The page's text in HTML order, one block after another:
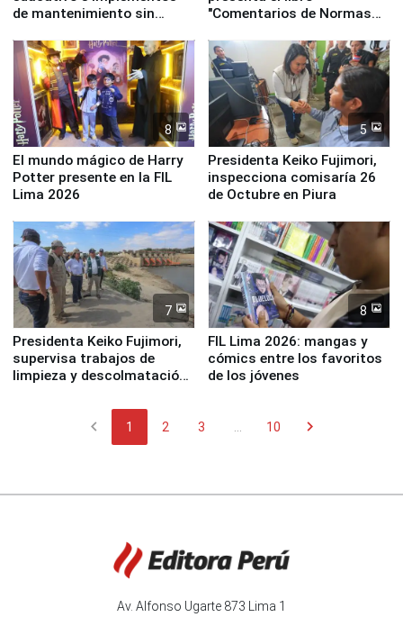
de mantenimiento sin
la UGEL 2
"Comentarios de Normas
Derecho Colectivo"
8
El mundo mágico de Harry
Potter presente en la FIL
Lima 2026
5
Presidenta Keiko Fujimori,
inspecciona comisaría 26
de Octubre en Piura
7
Presidenta Keiko Fujimori,
supervisa trabajos de
limpieza y descolmatación
8
FIL Lima 2026: mangas y
cómics entre los favoritos
de los jóvenes
chevron_left 1 2 3 10 chevron_right
Av. Alfonso Ugarte 873 Lima 1